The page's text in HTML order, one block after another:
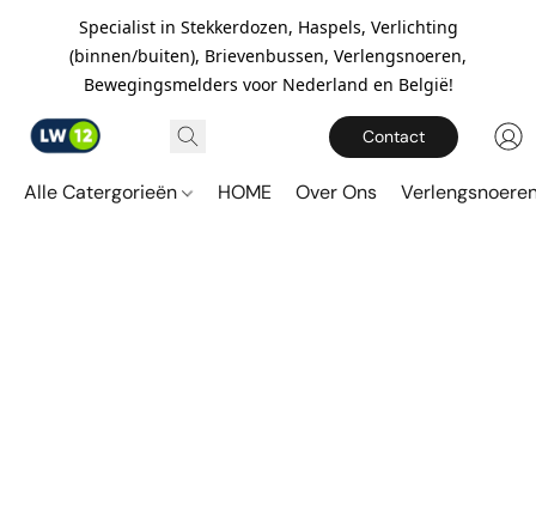
Specialist in Stekkerdozen, Haspels, Verlichting
(binnen/buiten), Brievenbussen, Verlengsnoeren,
Bewegingsmelders voor Nederland en België!
Contact
Alle Catergorieën HOME Over Ons